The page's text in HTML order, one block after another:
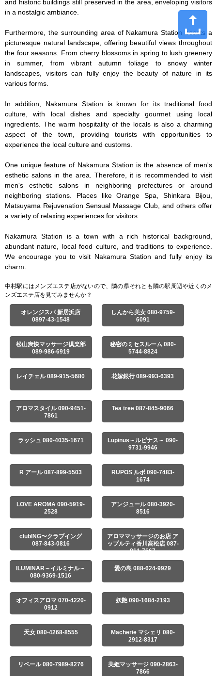
and historic buildings still preserved in the area, enveloping visitors
in a nostalgic ambiance.
Furthermore, the surrounding area of Nakamura Station boasts a
picturesque natural landscape, offering beautiful views throughout
the four seasons. From cherry blossoms in spring to lush greenery
in summer, from vibrant autumn foliage to snowy winter
landscapes, visitors can fully enjoy the beauty of nature in its
various forms.
In addition, Nakamura Station is known for its traditional food
culture, with local dishes and specialty gourmet using local
ingredients. The warm hospitality of the locals is also a charming
aspect of the town, providing tourists with opportunities to
experience the local culture and customs.
One unique feature of Nakamura Station is the absence of men's
esthetic salons in the area. Therefore, it is recommended to visit
men's esthetic salons in neighboring prefectures or around
neighboring stations. Places like Orange Spa, Shinkara Bijou,
Matsuyama Rejuvenation Sensual Massage Club, and others offer
a variety of relaxing experiences for visitors.
Nakamura Station is a town with a rich historical background,
abundant nature, local food culture, and traditions to experience.
We encourage you to visit Nakamura Station and fully enjoy its
charm.
中村駅にはメンズエステ店がないので、隣の県それとも隣の駅周辺や近くのメ
ンズエステ店を見てみませんか？
オレンジスパ 新居浜店
0897-43-1548
しんから美女 080-9759-
6091
松山爽快マッサージ倶楽部
089-986-6919
秘密のミセスルーム 080-
5744-8824
レイチェル 089-915-5680 花嫁銀行 089-993-6393
アロマスタイル 090-9451-
7861
Tea tree 087-845-9066
ラッシュ 080-4035-1671
Lupinus～ルピナス～ 090-
9731-9946
R アール 087-899-5503
RUPOS ルポ 090-7483-
1674
LOVE AROMA 090-5919-
2528
アンジュール 080-3920-
8516
clubING〜クラブイング
087-843-0816
アロママッサージのお店 ア
ップルティ香川高松店 087-
811-7667
ILUMINAR～イルミナル～
080-9369-1516
愛の島 088-624-9929
オフィスアロマ 070-4220-
0912
妖艶 090-1684-2193
天女 080-4268-8555
Macherie マシェリ 080-
2912-8317
リペール 080-7989-8276
美姫マッサージ 090-2863-
7866